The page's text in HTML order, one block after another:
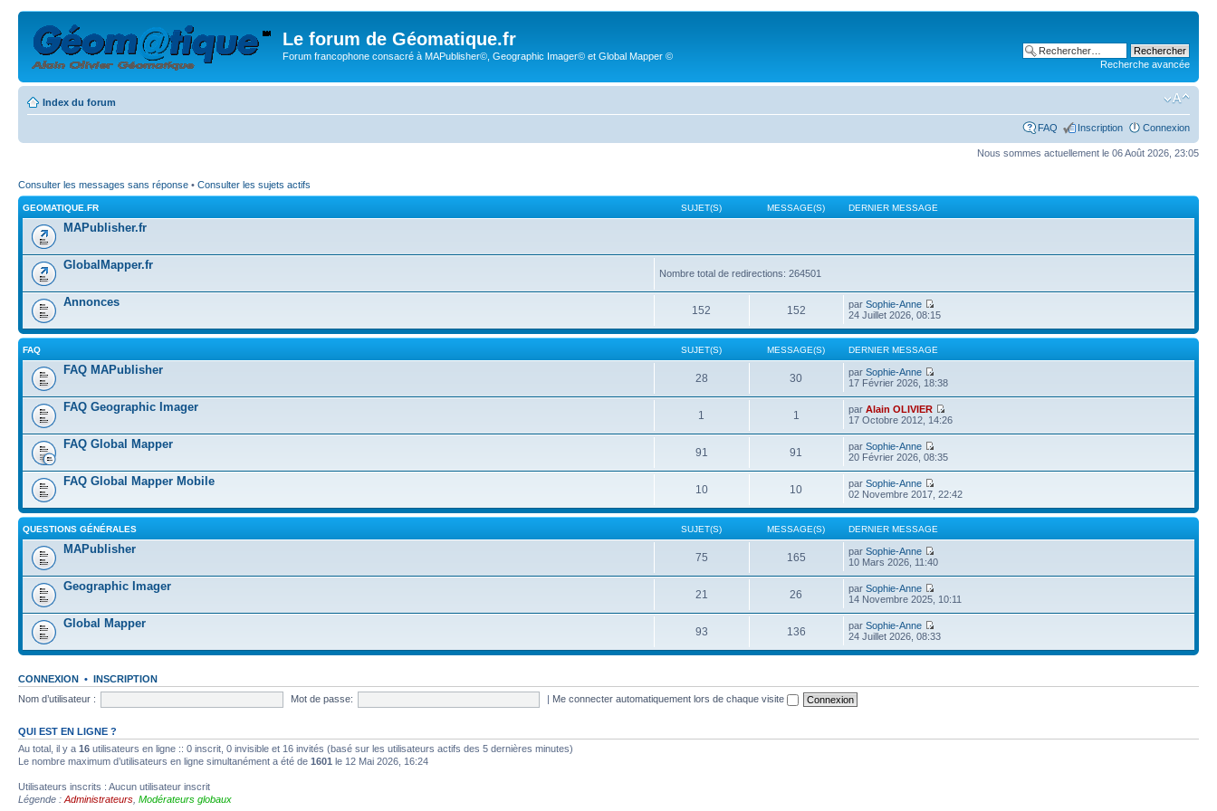
Le forum de Géomatique.fr
Forum francophone consacré à MAPublisher©, Geographic Imager© et Global Mapper ©
Recherche avancée
Index du forum
FAQ Inscription Connexion
Nous sommes actuellement le 06 Août 2026, 23:05
Consulter les messages sans réponse • Consulter les sujets actifs
GEOMATIQUE.FR SUJET(S) MESSAGE(S) DERNIER MESSAGE
MAPublisher.fr
GlobalMapper.fr
Nombre total de redirections: 264501
Annonces
152 152 parSophie-Anne
24 Juillet 2026, 08:15
FAQ SUJET(S) MESSAGE(S) DERNIER MESSAGE
FAQ MAPublisher
28 30 parSophie-Anne
17 Février 2026, 18:38
FAQ Geographic Imager
1 1 parAlain OLIVIER
17 Octobre 2012, 14:26
FAQ Global Mapper
91 91 parSophie-Anne
20 Février 2026, 08:35
FAQ Global Mapper Mobile
10 10 parSophie-Anne
02 Novembre 2017, 22:42
QUESTIONS GÉNÉRALES SUJET(S) MESSAGE(S) DERNIER MESSAGE
MAPublisher
75 165 parSophie-Anne
10 Mars 2026, 11:40
Geographic Imager
21 26 parSophie-Anne
14 Novembre 2025, 10:11
Global Mapper
93 136 parSophie-Anne
24 Juillet 2026, 08:33
CONNEXION • INSCRIPTION
Nom d’utilisateur :
Mot de passe: | Me connecter automatiquement lors de chaque visite
QUI EST EN LIGNE ?
Au total, il y a 16 utilisateurs en ligne :: 0 inscrit, 0 invisible et 16 invités (basé sur les utilisateurs actifs des 5 dernières minutes)
Le nombre maximum d’utilisateurs en ligne simultanément a été de 1601 le 12 Mai 2026, 16:24
Utilisateurs inscrits : Aucun utilisateur inscrit
Légende : Administrateurs Modérateurs globaux